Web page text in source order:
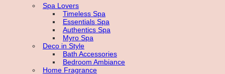
Spa Lovers
Timeless Spa
Essentials Spa
Authentics Spa
Myro Spa
Deco in Style
Bath Accessories
Bedroom Ambiance
Home Fragrance